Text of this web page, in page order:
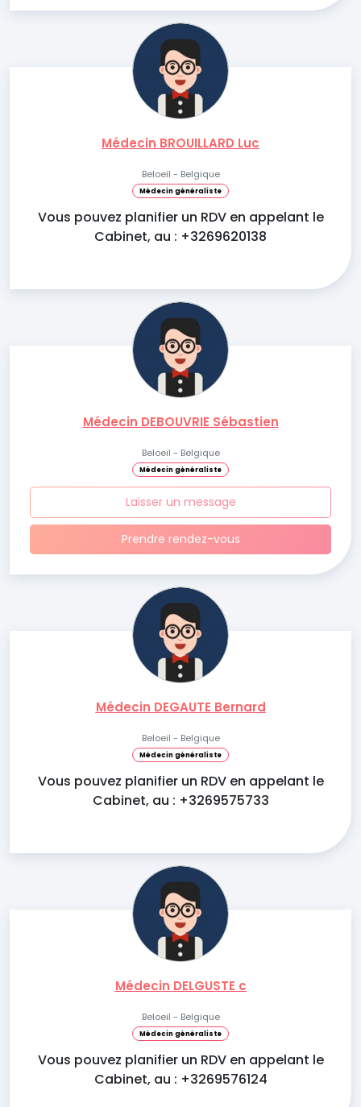
Médecin BROUILLARD Luc
Beloeil - Belgique
Médecin généraliste
Vous pouvez planifier un RDV en appelant le
Cabinet, au : +3269620138
Médecin DEBOUVRIE Sébastien
Beloeil - Belgique
Médecin généraliste
Laisser un message
Prendre rendez-vous
Médecin DEGAUTE Bernard
Beloeil - Belgique
Médecin généraliste
Vous pouvez planifier un RDV en appelant le
Cabinet, au : +3269575733
Médecin DELGUSTE c
Beloeil - Belgique
Médecin généraliste
Vous pouvez planifier un RDV en appelant le
Cabinet, au : +3269576124